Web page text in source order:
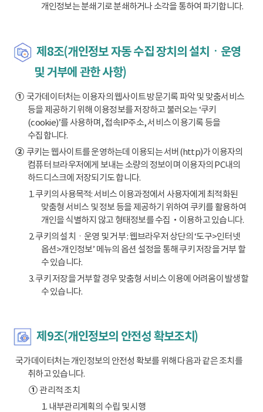
개인정보는 분쇄기로 분쇄하거나 소각을 통하여 파기합니다.
제8조(개인정보 자동 수집 장치의 설치ㆍ운영
및 거부에 관한 사항)
①국가데이터처는 이용자의 웹사이트 방문기록 파악 및 맞춤서비스
등을 제공하기 위해 이용정보를 저장하고 불러오는 ‘쿠키
(cookie)’를 사용하며, 접속IP주소, 서비스 이용기록 등을
수집합니다.
②쿠키는 웹사이트를 운영하는데 이용되는 서버(http)가 이용자의
컴퓨터 브라우저에게 보내는 소량의 정보이며 이용자의 PC내의
하드디스크에 저장되기도 합니다.
1. 쿠키의 사용목적: 서비스 이용과정에서 사용자에게 최적화된
맞춤형 서비스 및 정보 등을 제공하기 위하여 쿠키를 활용하여
개인을 식별하지 않고 형태정보를 수집‧이용하고 있습니다.
2. 쿠키의 설치ㆍ운영 및 거부 : 웹브라우저 상단의 ‘도구>인터넷
옵션>개인정보’ 메뉴의 옵션 설정을 통해 쿠키 저장을 거부 할
수 있습니다.
3. 쿠키 저장을 거부할 경우 맞춤형 서비스 이용에 어려움이 발생할
수 있습니다.
제9조(개인정보의 안전성 확보조치)
국가데이터처는 개인정보의 안전성 확보를 위해 다음과 같은 조치를
취하고 있습니다.
①관리적 조치
1. 내부관리계획의 수립 및 시행